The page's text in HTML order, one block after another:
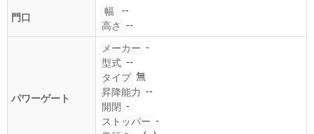
門口
幅
--
高さ
--
パワーゲート
メーカー -
型式 --
タイプ 無
昇降能力 --
開閉 -
ストッパー -